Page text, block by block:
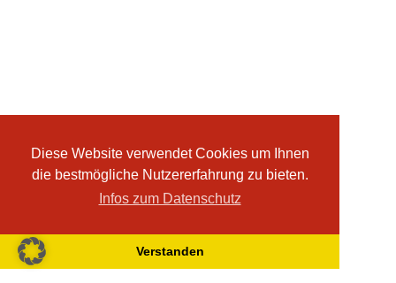
Diese Website verwendet Cookies um Ihnen
die bestmögliche Nutzererfahrung zu bieten.
Infos zum Datenschutz
Verstanden